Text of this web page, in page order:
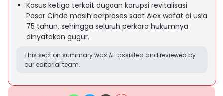
Kasus ketiga terkait dugaan korupsi revitalisasi
Pasar Cinde masih berproses saat Alex wafat di usia
75 tahun, sehingga seluruh perkara hukumnya
dinyatakan gugur.
This section summary was AI-assisted and reviewed by
our editorial team.